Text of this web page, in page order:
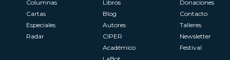
Columnas
Cartas
Especiales
Radar
Libros
Blog
Autores
CIPER
Académico
Donaciones
Contacto
Talleres
Newsletter
Festival